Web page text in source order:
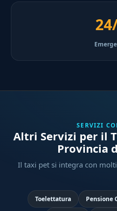
SERVIZI
Altri Servizi per il
Provincia
Il taxi pet si integra con
Toelettatura Pensione